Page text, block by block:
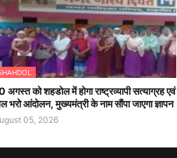
अगस्त को शहडोल में होगा राष्ट्रव्यापी सत्याग्रह एवं
भरो आंदोलन, मुख्यमंत्री के नाम सौंपा जाएगा ज्ञापन
05, 2026